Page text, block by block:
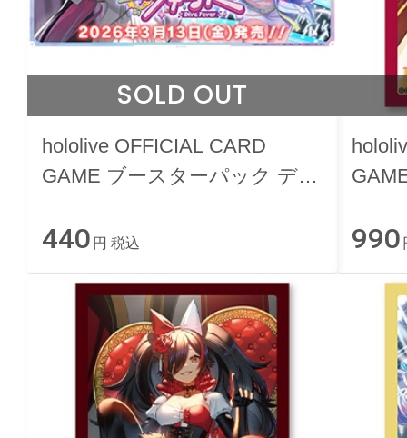
SOLD OUT
hololive OFFICIAL CARD
GAME ブースターパック ディ
440 円 税込 990